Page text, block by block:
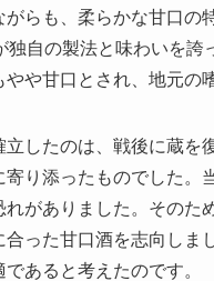
らも、柔らかな甘口
自の製法と味わいを
や甘口とされ、地元の
したのは、戦後に蔵
り添ったものでした
がありました。その
った甘口酒を志向しま
あると考えたのです。